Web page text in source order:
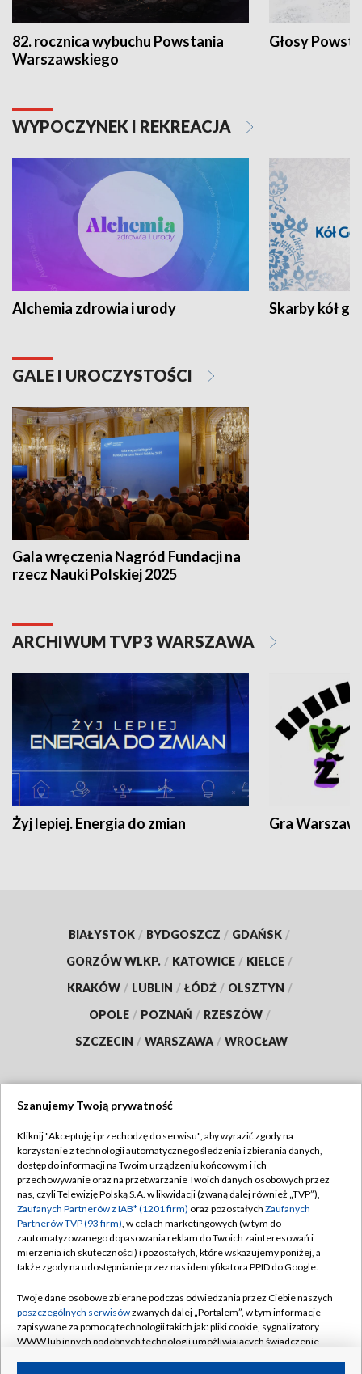
82. rocznica wybuchu Powstania
Warszawskiego
Głosy
WYPOCZYNEK I REKREACJA
Alchemia zdrowia i urody Skarby kół
GALE I UROCZYSTOŚCI
Gala wręczenia Nagród Fundacji na
rzecz Nauki Polskiej 2025
ARCHIWUM TVP3 WARSZAWA
Żyj lepiej. Energia do zmian Gra
BIAŁYSTOK / BYDGOSZCZ / GDAŃSK /
GORZÓW WLKP. / KATOWICE / KIELCE /
KRAKÓW / LUBLIN / ŁÓDŹ / OLSZTYN /
OPOLE / POZNAŃ / RZESZÓW /
SZCZECIN / WARSZAWA / WROCŁAW
TVP
Abonament TVP
Emisja w TVP
Centrum informacji TVP
Naziemna Telewizja Cyfrowa
Rada Programowa
System NOS
Informacje o nadawcy
Regulamin TVP
Polityka prywatności
Moje zgody
Pomoc
Kontakt
Kanały
Szanujemy Twoją prywatność
Kliknij "Akceptuję i przechodzę do serwisu", aby wyrazić zgody na
korzystanie z technologii automatycznego śledzenia i zbierania danych,
dostęp do informacji na Twoim urządzeniu końcowym i ich
przechowywanie oraz na przetwarzanie Twoich danych osobowych przez
nas, czyli Telewizję Polską S.A. w likwidacji (zwaną dalej również „TVP”),
Zaufanych Partnerów z IAB* (1201 firm) oraz pozostałych Zaufanych
Partnerów TVP (93 firm), w celach marketingowych (w tym do
zautomatyzowanego dopasowania reklam do Twoich zainteresowań i
mierzenia ich skuteczności) i pozostałych, które wskazujemy poniżej, a
także zgody na udostępnianie przez nas identyfikatora PPID do Google.
Twoje dane osobowe zbierane podczas odwiedzania przez Ciebie naszych
poszczególnych serwisówzwanych dalej „Portalem”, w tym informacje
zapisywane za pomocą technologii takich jak: pliki cookie, sygnalizatory
WWW lub innych podobnych technologii umożliwiających świadczenie